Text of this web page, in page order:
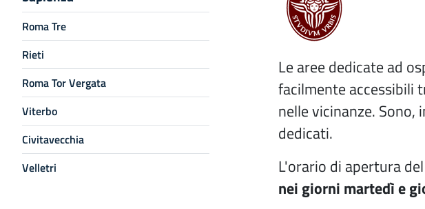
Roma Tre
Rieti
Roma Tor Vergata
Viterbo
Civitavecchia
Velletri
Le aree dedicate ad
facilmente accessibili
nelle vicinanze.
dedicati.
L'orario di apertura
nei giorni martedì e